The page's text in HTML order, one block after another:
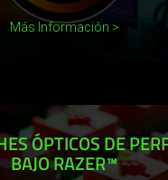
Más Información
ÓPTICOS DE
BAJO RAZER™